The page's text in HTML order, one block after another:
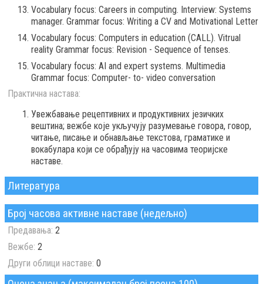
Vocabulary focus: Careers in computing. Interview: Systems
manager. Grammar focus: Writing a CV and Motivational Letter
Vocabulary focus: Computers in education (CALL). Vitrual
reality Grammar focus: Revision - Sequence of tenses.
Vocabulary focus: AI and expert systems. Multimedia
Grammar focus: Computer- to- video conversation
Практична настава:
Увежбавање рецептивних и продуктивних језичких
вештина; вежбе које укључују разумевање говора, говор,
читање, писање и обнављање текстова, граматике и
вокабулара који се обрађују на часовима теоријске
наставе.
Литература
Број часова активне наставе (недељно)
Предавања: 2
Вежбе: 2
Други облици наставе: 0